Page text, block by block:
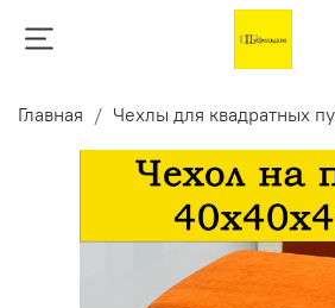
Главная Чехлы для квадратных